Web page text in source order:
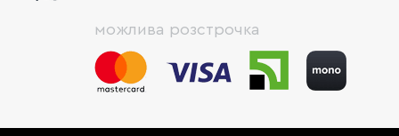
можлива розстрочка